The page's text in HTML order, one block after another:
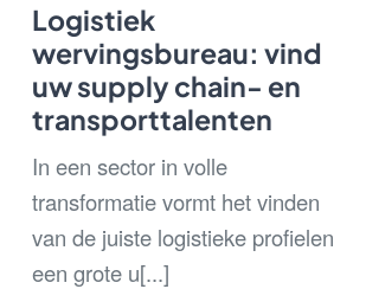
Logistiek
wervingsbureau: vind
uw supply chain- en
transporttalenten
In een sector in volle
transformatie vormt het vinden
van de juiste logistieke profielen
een grote u[...]